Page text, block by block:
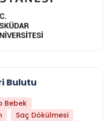
Bulutu
Bebek
Saç Dökülmesi